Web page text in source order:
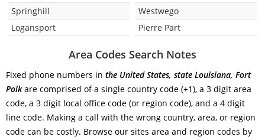
Springhill
Logansport
Westwego
Pierre Part
Area Codes Search Notes
Fixed phone numbers in the United States, state Louisiana, Fort
Polkare comprised of a single country code (+1), a 3 digit area
code, a 3 digit local office code (or region code), and a 4 digit
line code. Making a call with the wrong country, area, or region
code can be costly. Browse our sites area and region codes by